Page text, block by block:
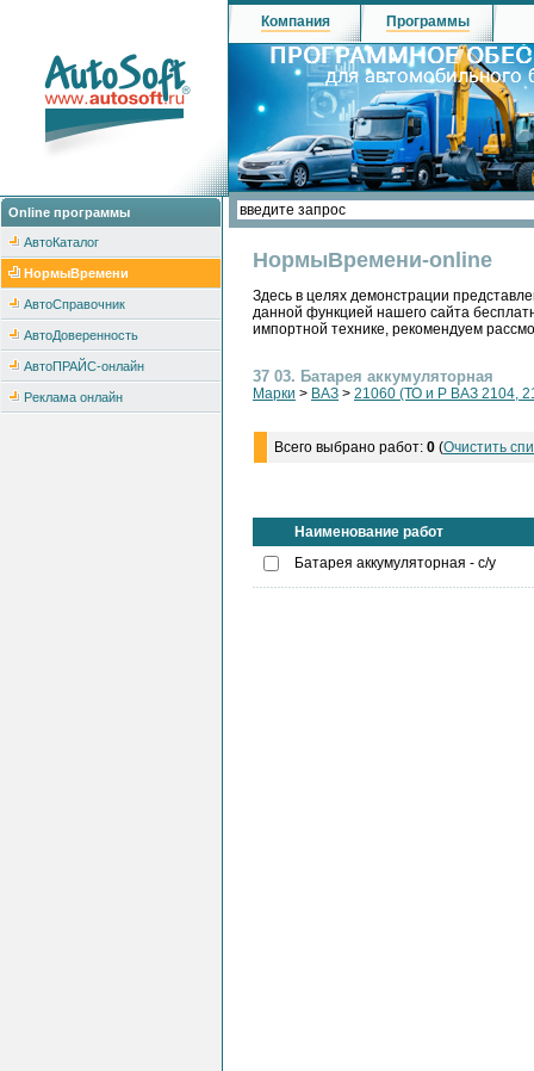
Online программы
АвтоКаталог
НормыВремени
АвтоСправочник
АвтоДоверенность
АвтоПРАЙС-онлайн
Реклама онлайн
Компания Программы
НормыВремени-online
Здесь в целях демонстрации
данной функцией нашего сайта
импортной технике, рекомендуем
37 03. Батарея аккумуляторная
Марки > ВАЗ > 21060 (ТО и Р ВАЗ 2104,
Всего выбрано работ: 0 (Очистить
Наименование работ
Батарея аккумуляторная - с/у